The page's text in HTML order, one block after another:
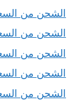
الشحن من
الشحن من
الشحن من
الشحن من
الشحن من